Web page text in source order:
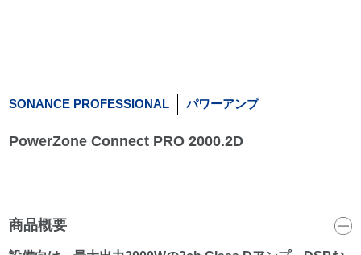
SONANCE PROFESSIONAL パワーアンプ
PowerZone Connect PRO 2000.2D
商品概要